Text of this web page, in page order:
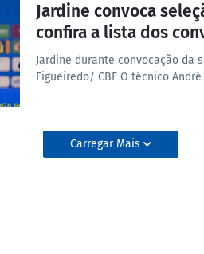
Jardine convoca
confira a lista dos
Jardine durante convocação da
Figueiredo/ CBF O técnico
Carregar Mais